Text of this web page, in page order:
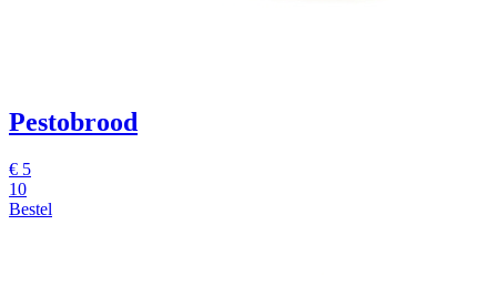
Pestobrood
€ 5
10
Bestel